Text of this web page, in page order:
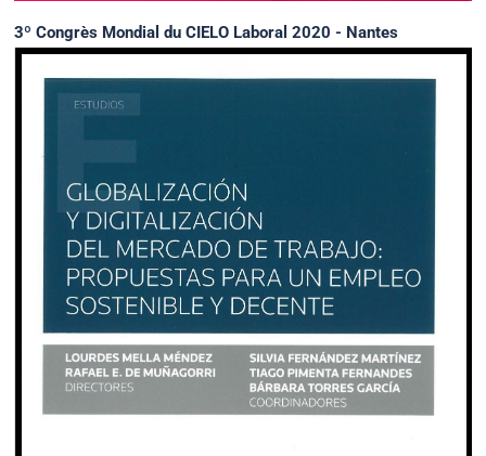
3º Congrès Mondial du CIELO Laboral 2020 - Nantes